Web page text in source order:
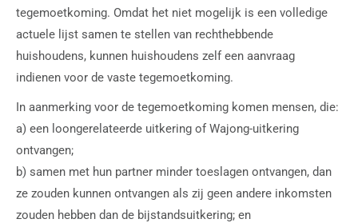
tegemoetkoming. Omdat het niet mogelijk is een volledige
actuele lijst samen te stellen van rechthebbende
huishoudens, kunnen huishoudens zelf een aanvraag
indienen voor de vaste tegemoetkoming.
In aanmerking voor de tegemoetkoming komen mensen, die:
a) een loongerelateerde uitkering of Wajong-uitkering
ontvangen;
b) samen met hun partner minder toeslagen ontvangen, dan
ze zouden kunnen ontvangen als zij geen andere inkomsten
zouden hebben dan de bijstandsuitkering; en